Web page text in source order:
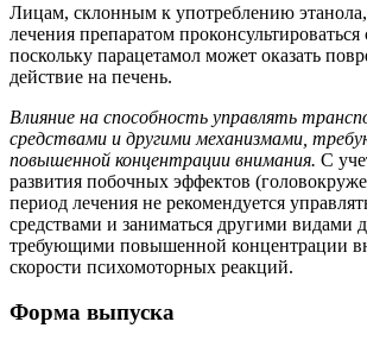
Лицам, склонным к употреблению этанола,
лечения препаратом проконсультироваться
поскольку парацетамол может оказать
действие на печень.
Влияние на способность управлять
средствами и другими механизмами,
повышенной концентрации внимания. С
развития побочных эффектов
период лечения не рекомендуется
средствами и заниматься другими видами
требующими повышенной концентрации
скорости психомоторных реакций.
Форма выпуска